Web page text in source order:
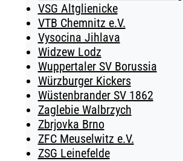
VSG Altglienicke
VTB Chemnitz e.V.
Vysocina Jihlava
Widzew Lodz
Wuppertaler SV Borussia
Würzburger Kickers
Wüstenbrander SV 1862
Zaglebie Walbrzych
Zbrjovka Brno
ZFC Meuselwitz e.V.
ZSG Leinefelde